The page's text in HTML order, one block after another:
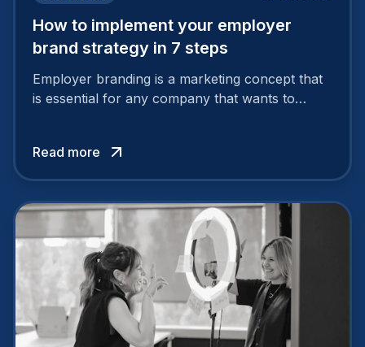
How to implement your employer
brand strategy in 7 steps
Employer branding is a marketing concept that
is essential for any company that wants to
solid and positive employer brand are clear, you
cannot simply wave a magic wand for it to be
Read more